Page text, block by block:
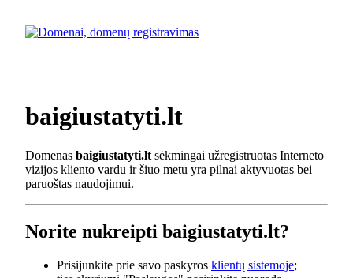
baigiustatyti.lt
Domenas baigiustatyti.lt sėkmingai užregistruotas Interneto
vizijos kliento vardu ir šiuo metu yra pilnai aktyvuotas bei
paruoštas naudojimui.
Norite nukreipti baigiustatyti.lt?
Prisijunkite prie savo paskyros klientų sistemoje;